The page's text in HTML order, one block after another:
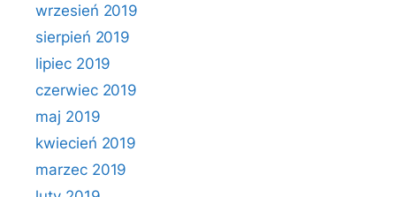
wrzesień 2019
sierpień 2019
lipiec 2019
czerwiec 2019
maj 2019
kwiecień 2019
marzec 2019